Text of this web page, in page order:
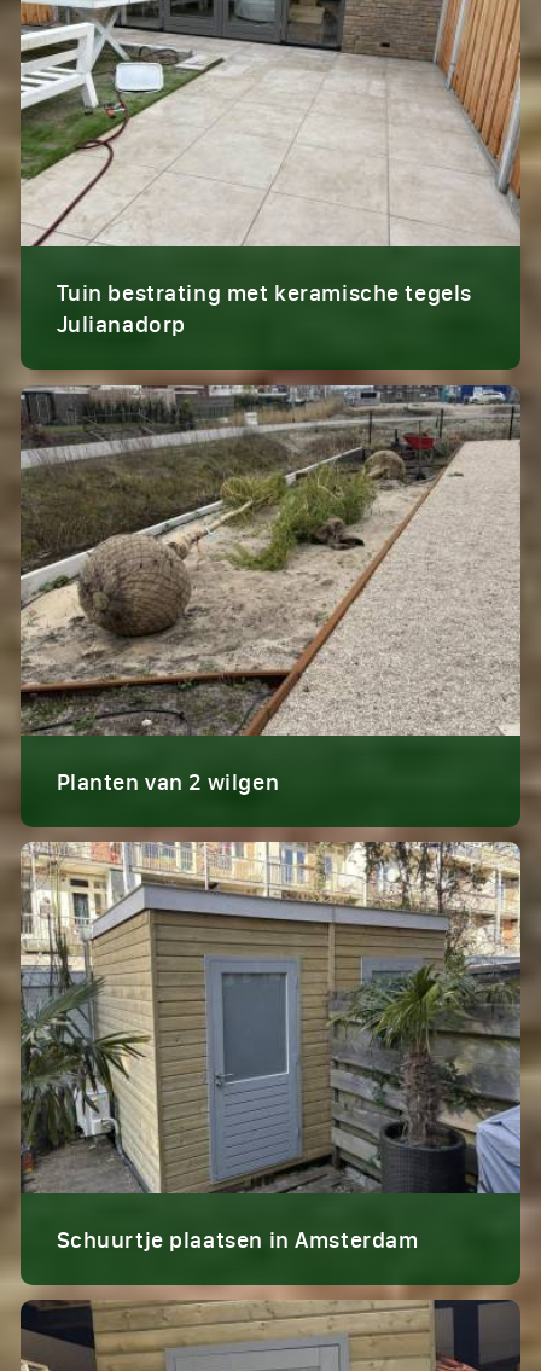
Tuin bestrating met keramische tegels
Julianadorp
Planten van 2 wilgen
Schuurtje plaatsen in Amsterdam